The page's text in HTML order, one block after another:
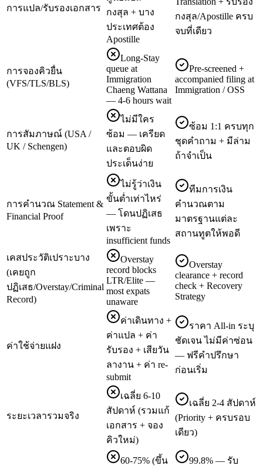
การแปล/รับรองเอกสาร
กงสุล + บาง
ประเทศต้อง
Apostille
กงสุล/Apostille ครบ
จบที่เดียว
การจองคิวยื่น
(VFS/TLS/BLS)
Long-Stay
queue at
Immigration
Chaeng Wattana
— 4-6 hours wait
Pre-screened +
accompanied filing at
Immigration / OSS
การสัมภาษณ์ (USA /
UK / Schengen)
ไม่มีใคร
ซ้อม — เครียด
และตอบผิด
ประเด็นง่าย
ซ้อม 1:1 ครบทุก
ชุดคำถาม + มีล่าม
ถ้าจำเป็น
การคำนวณ Statement &
Financial Proof
ไม่รู้ว่าเงิน
ขั้นต่ำเท่าไหร่
— โดนปฏิเสธ
เพราะ
insufficient funds
ทีมการเงิน
คำนวณตาม
มาตรฐานแต่ละ
สถานทูตให้พอดี
เคสประวัติเปราะบาง
(เคยถูก
ปฏิเสธ/Overstay/Criminal
Record)
Overstay
record blocks
LTR/Elite —
most expats
unaware
Overstay
clearance + record
check + Recovery
Strategy
ค่าใช้จ่ายแฝง
ค่าเดินทาง +
ค่าแปล + ค่า
รับรอง + เสียวัน
ลางาน + ค่า re-
submit
ราคา All-in ระบุ
ชัดเจน ไม่มีค่าซ่อน
— ฟรีคำปรึกษา
ก่อนเริ่ม
ระยะเวลารวมจริง
เฉลี่ย 6-10
สัปดาห์ (รวมแก้
เอกสาร + จอง
คิวใหม่)
เฉลี่ย 2-4 สัปดาห์
(Priority + ครบรอบ
เดียว)
60-75% (ขึ้น
99.8% — รับ